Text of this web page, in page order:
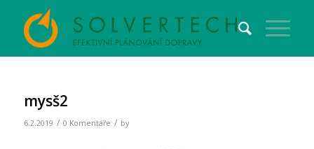
mysš2
6.2.2019 / 0 Komentáře / by